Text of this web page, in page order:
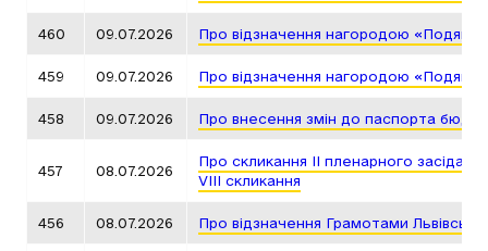
460 09.07.2026 Про відзначення нагородою «Подяка
459 09.07.2026 Про відзначення нагородою «Подяка
458 09.07.2026 Про внесення змін до паспорта
457 08.07.2026
Про скликання ІІ пленарного
VIII скликання
456 08.07.2026 Про відзначення Грамотами